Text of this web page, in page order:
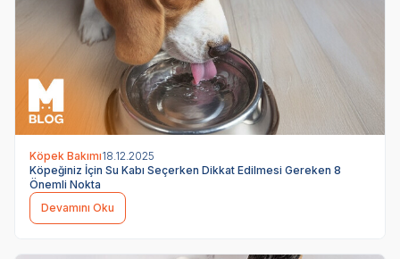
Köpek Bakımı18.12.2025
Köpeğiniz İçin Su Kabı Seçerken Dikkat Edilmesi Gereken 8
Önemli Nokta
Devamını Oku